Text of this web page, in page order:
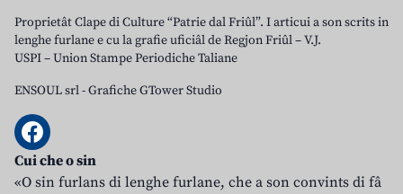
Proprietât Clape di Culture “Patrie dal Friûl”. I articui a son scrits in
lenghe furlane e cu la grafie uficiâl de Regjon Friûl – V.J.
USPI – Union Stampe Periodiche Taliane
ENSOUL srl-Grafiche GTower Studio
Cui che o sin
«O sin furlans di lenghe furlane, che a son convints di fâ